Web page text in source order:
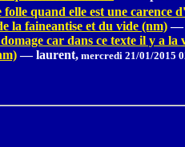
folle quand elle est une carence
la faineantise et du vide (nm) —
car dans ce texte il y a
— laurent, mercredi 21/01/2015